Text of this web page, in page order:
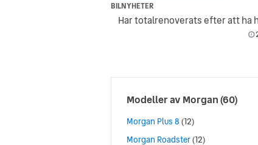
BILNYHETER
Modeller av Morgan(60)
Morgan Plus 8 (12)
Morgan Roadster(12)